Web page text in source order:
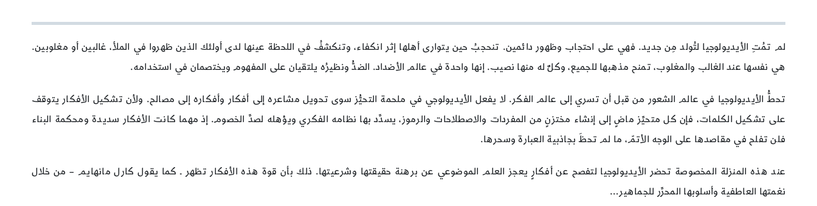
المتحيِّز
لم تمُتِ الأيديولوجيا لتُولد مِن جديد. فهي على احتجاب وظهور دائمين. تنحجبُ حين يتوارى أهلها إثر انكفاء، وتنكشفُ في اللحظة عينها لدى أولئك الذين ظهروا في الملأ، غالبين أو مغلوبين.
هي نفسها عند الغالب والمغلوب، تمنح مذهبها للجميع، وكلٌ له منها نصيب. إنها واحدة في عالم الأضداد. الضدُّ ونظيرُه يلتقيان على المفهوم ويختصمان في استخدامه.
تحطُّ الأيديولوجيا في عالم الشعور من قبل أن تسري إلى عالم الفكر. لا يفعل الأيديولوجي في ملحمة التحيُّز سوى تحويل مشاعره إلى أفكار وأفكاره إلى مصالح. ولأن تشكيل الأفكار يتوقف
على تشكيل الكلمات، فإن كل متحيِّز ماضٍ إلى إنشاء مختزنٍ من المفردات والاصطلاحات والرموز، يسدِّد بها نظامه الفكري ويؤهله لصدِّ الخصوم. إذ مهما كانت الأفكار سديدة ومحكمة البناء
فلن تفلح في مقاصدها على الوجه الأتمّ، ما لم تحظَ بجاذبية العبارة وسحرها.
عند هذه المنزلة المخصوصة تحضر الأيديولوجيا لتفصح عن أفكارٍ يعجز العلم الموضوعي عن برهنة حقيقتها وشرعيتها. ذلك بأن قوة هذه الأفكار تظهر ـ كما يقول كارل مانهايم – من خلال
نغمتها العاطفية وأسلوبها المحرِّر للجماهير…